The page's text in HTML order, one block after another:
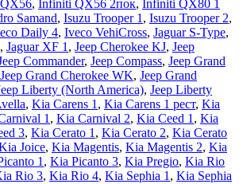
, Infiniti QX56 2пок, Infiniti QX80 1
Samand, Isuzu Trooper 1 , Isuzu Trooper 2,
Daily 4, Iveco VehiCross, Jaguar S-Type,
, Jaguar XF 1 , Jeep Cherokee KJ, Jeep
Commander, Jeep Compass, Jeep Grand
Jeep Grand Cherokee WK, Jeep Grand
Liberty (North America), Jeep Liberty
, Kia Carens 1 , Kia Carens 1 рест, Kia
1 , Kia Carnival 2, Kia Ceed 1 , Kia
3, Kia Cerato 1 , Kia Cerato 2, Kia Cerato
Joice, Kia Magentis, Kia Magentis 2, Kia
1 , Kia Picanto 3, Kia Pregio, Kia Rio
Rio 3, Kia Rio 4, Kia Sephia 1 , Kia Sephia